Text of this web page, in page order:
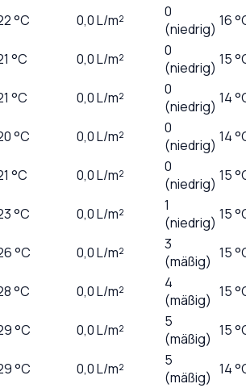
°C 0,0L/m²
0
(niedrig) 16
°C 0,0L/m²
0
(niedrig) 15
°C 0,0L/m²
0
(niedrig) 14
°C 0,0L/m²
0
(niedrig) 14
°C 0,0L/m²
0
(niedrig) 15
°C 0,0L/m²
1
(niedrig) 15
°C 0,0L/m²
3
(mäßig) 15
°C 0,0L/m²
4
(mäßig) 15
°C 0,0L/m²
5
(mäßig) 15
°C 0,0L/m²
5
(mäßig) 14